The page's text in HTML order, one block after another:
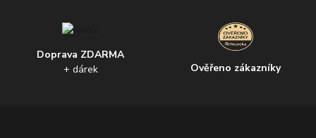
Doprava ZDARMA
+ dárek
Ověřeno zákazníky